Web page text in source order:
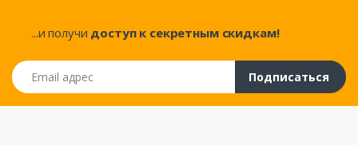
...и получи доступ к секретным скидкам!
Email адрес
Подписаться